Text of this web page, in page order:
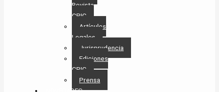
Revista
CPIC
Artículos
Legales
Jurisprudencia
Ediciones
CPIC
Prensa